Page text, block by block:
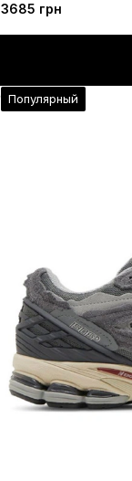
3685 грн
Популярный